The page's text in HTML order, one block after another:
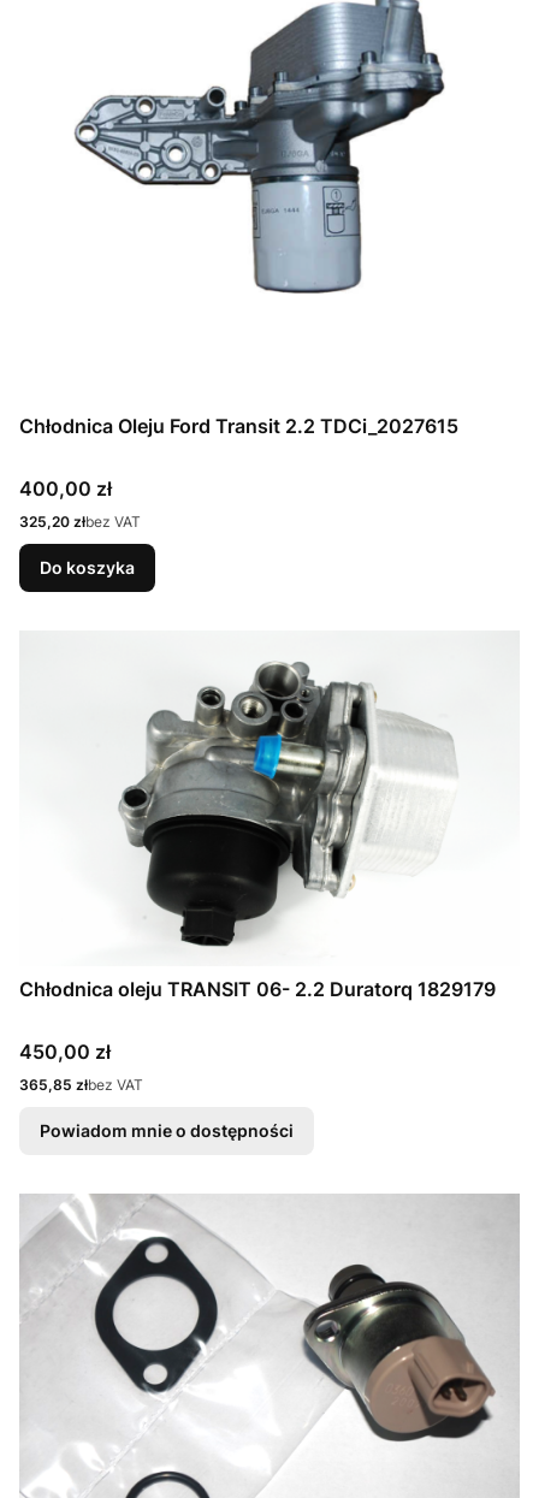
Chłodnica Oleju Ford Transit 2.2 TDCi_2027615
Cena
400,00 zł
Cena
325,20 złbez VAT
Do koszyka
Chłodnica oleju TRANSIT 06- 2.2 Duratorq 1829179
Cena
450,00 zł
Cena
365,85 złbez VAT
Powiadom mnie o dostępności